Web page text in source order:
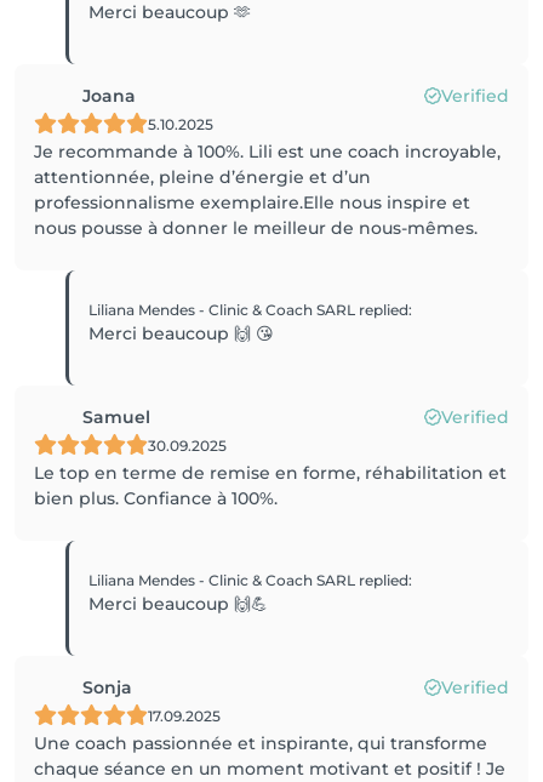
Merci beaucoup 🫶
Joana Verified
5.10.2025
Je recommande à 100%. Lili est une coach incroyable,
attentionnée, pleine d’énergie et d’un
professionnalisme exemplaire.Elle nous inspire et
nous pousse à donner le meilleur de nous-mêmes.
Liliana Mendes - Clinic & Coach SARL replied:
Merci beaucoup 🙌 😘
Samuel Verified
30.09.2025
Le top en terme de remise en forme, réhabilitation et
bien plus. Confiance à 100%.
Liliana Mendes - Clinic & Coach SARL replied:
Merci beaucoup 🙌💪
Sonja Verified
17.09.2025
Une coach passionnée et inspirante, qui transforme
chaque séance en un moment motivant et positif ! Je